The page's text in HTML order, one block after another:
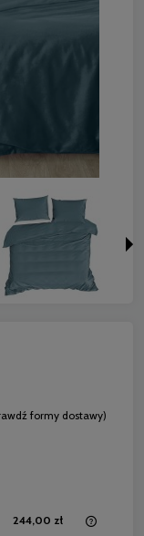
formy dostawy)
244,00 zł